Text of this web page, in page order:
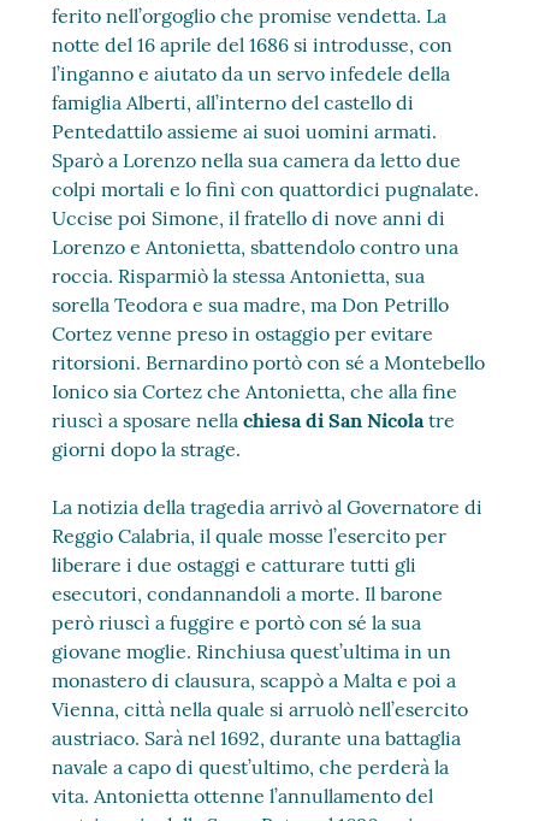
ferito nell’orgoglio che promise vendetta. La
notte del 16 aprile del 1686 si introdusse, con
l’inganno e aiutato da un servo infedele della
famiglia Alberti, all’interno del castello di
Pentedattilo assieme ai suoi uomini armati.
Sparò a Lorenzo nella sua camera da letto due
colpi mortali e lo finì con quattordici pugnalate.
Uccise poi Simone, il fratello di nove anni di
Lorenzo e Antonietta, sbattendolo contro una
roccia. Risparmiò la stessa Antonietta, sua
sorella Teodora e sua madre, ma Don Petrillo
Cortez venne preso in ostaggio per evitare
ritorsioni. Bernardino portò con sé a Montebello
Ionico sia Cortez che Antonietta, che alla fine
riuscì a sposare nellachiesa di San Nicola tre
giorni dopo la strage.
La notizia della tragedia arrivò al Governatore di
Reggio Calabria, il quale mosse l’esercito per
liberare i due ostaggi e catturare tutti gli
esecutori, condannandoli a morte. Il barone
però riuscì a fuggire e portò con sé la sua
giovane moglie. Rinchiusa quest’ultima in un
monastero di clausura, scappò a Malta e poi a
Vienna, città nella quale si arruolò nell’esercito
austriaco. Sarà nel 1692, durante una battaglia
navale a capo di quest’ultimo, che perderà la
vita. Antonietta ottenne l’annullamento del